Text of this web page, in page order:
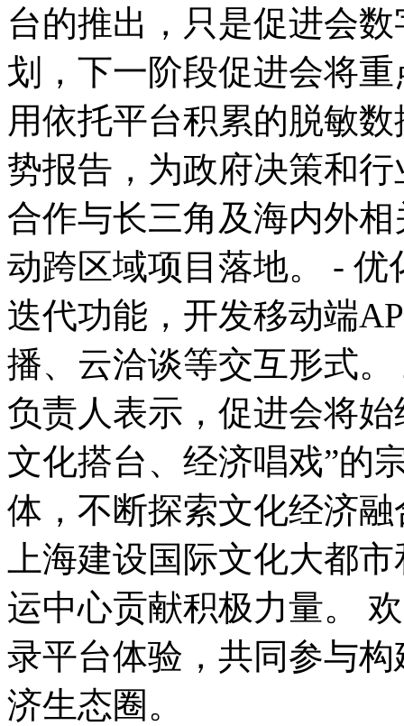
台的推出，只是促进会
划，下一阶段促进会将
用依托平台积累的脱敏
势报告，为政府决策和
合作与长三角及海内外
动跨区域项目落地。 -
迭代功能，开发移动端
播、云洽谈等交互形式
负责人表示，促进会将
文化搭台、经济唱戏”的
体，不断探索文化经济
上海建设国际文化大都
运中心贡献积极力量。
录平台体验，共同参与
济生态圈。